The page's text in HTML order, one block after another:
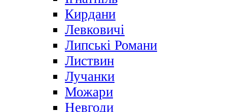
Кирдани
Левковичі
Липські Романи
Листвин
Лучанки
Можари
Невгоди